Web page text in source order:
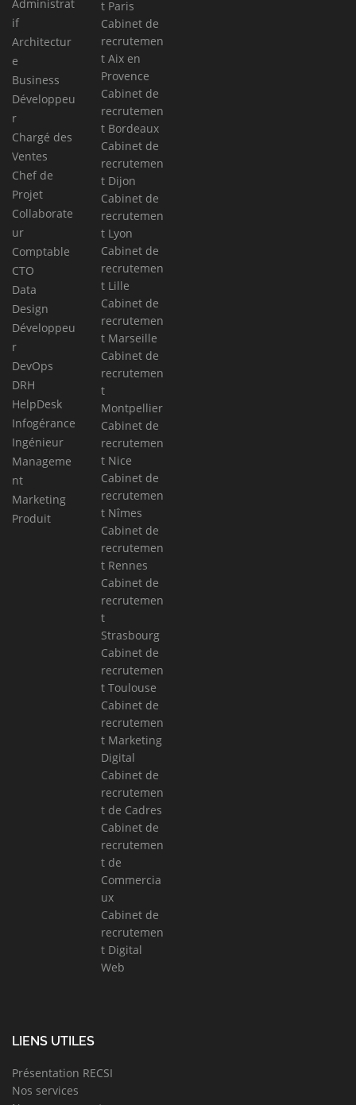
Administrat
if
Architectur
e
Business
Développeu
r
Chargé des
Ventes
Chef de
Projet
Collaborate
ur
Comptable
CTO
Data
Design
Développeu
r
DevOps
DRH
HelpDesk
Infogérance
Ingénieur
Manageme
nt
Marketing
Produit
t Paris
Cabinet de
recrutemen
t Aix en
Provence
Cabinet de
recrutemen
t Bordeaux
Cabinet de
recrutemen
t Dijon
Cabinet de
recrutemen
t Lyon
Cabinet de
recrutemen
t Lille
Cabinet de
recrutemen
t Marseille
Cabinet de
recrutemen
t
Montpellier
Cabinet de
recrutemen
t Nice
Cabinet de
recrutemen
t Nîmes
Cabinet de
recrutemen
t Rennes
Cabinet de
recrutemen
t
Strasbourg
Cabinet de
recrutemen
t Toulouse
Cabinet de
recrutemen
t Marketing
Digital
Cabinet de
recrutemen
t de Cadres
Cabinet de
recrutemen
t de
Commercia
ux
Cabinet de
recrutemen
t Digital
Web
LIENS UTILES
Présentation RECSI
Nos services